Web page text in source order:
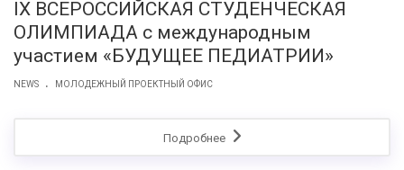
IX ВСЕРОССИЙСКАЯ СТУДЕНЧЕСКАЯ
ОЛИМПИАДА с международным
участием «БУДУЩЕЕ ПЕДИАТРИИ»
NEWS . МОЛОДЕЖНЫЙ ПРОЕКТНЫЙ ОФИС
Подробнее